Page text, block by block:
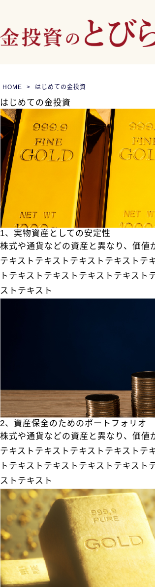
HOME はじめての金投資
はじめての金投資
1、実物資産としての安定性
株式や通貨などの資産と異なり、価値
テキストテキストテキストテキストテ
トテキストテキストテキストテキス
ストテキスト
2、資産保全のためのポートフォリオ
株式や通貨などの資産と異なり、価値
テキストテキストテキストテキストテ
トテキストテキストテキストテキス
ストテキスト